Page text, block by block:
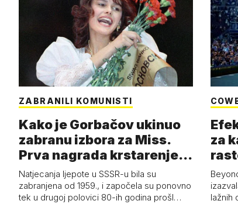
ZABRANILI KOMUNISTI
Kako je Gorbačov ukinuo
zabranu izbora za Miss.
Prva nagrada krstarenje
Jadran…
Natjecanja ljepote u SSSR-u bila su
zabranjena od 1959., i započela su ponovno
tek u drugoj polovici 80-ih godina prošl…
za
lažnih